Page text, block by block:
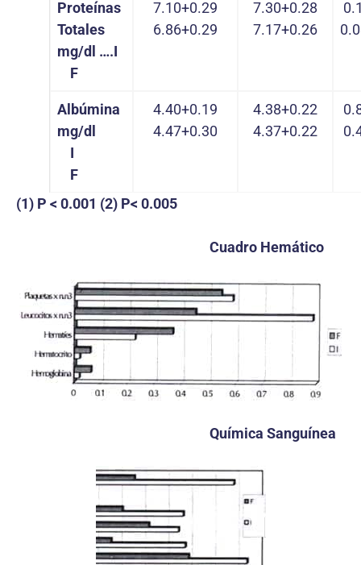
Proteínas
Totales
mg/dl ….I
F
7.10+0.29
6.86+0.29
7.30+0.28
7.17+0.26
Albúmina
mg/dl
I
F
4.40+0.19
4.47+0.30
4.38+0.22
4.37+0.22
(1) P < 0.001 (2) P< 0.005
Cuadro Hemático
Química Sanguínea